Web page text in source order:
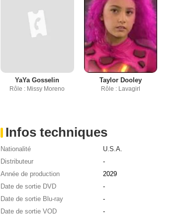
YaYa Gosselin
Rôle : Missy Moreno
Taylor Dooley
Rôle : Lavagirl
Infos techniques
Nationalité
U.S.A.
Distributeur
-
Année de production
2029
Date de sortie DVD
-
Date de sortie Blu-ray
-
Date de sortie VOD
-